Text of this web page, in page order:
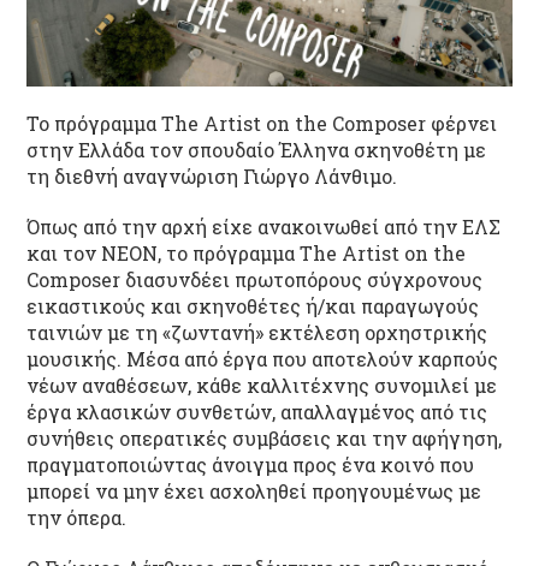
Το πρόγραμμα The Artist on the Composer φέρνει
στην Ελλάδα τον σπουδαίο Έλληνα σκηνοθέτη με
τη διεθνή αναγνώριση Γιώργο Λάνθιμο.
Όπως από την αρχή είχε ανακοινωθεί από την ΕΛΣ
και τον ΝΕΟΝ, το πρόγραμμα The Artist on the
Composer διασυνδέει πρωτοπόρους σύγχρονους
εικαστικούς και σκηνοθέτες ή/και παραγωγούς
ταινιών με τη «ζωντανή» εκτέλεση ορχηστρικής
μουσικής. Μέσα από έργα που αποτελούν καρπούς
νέων αναθέσεων, κάθε καλλιτέχνης συνομιλεί με
έργα κλασικών συνθετών, απαλλαγμένος από τις
συνήθεις οπερατικές συμβάσεις και την αφήγηση,
πραγματοποιώντας άνοιγμα προς ένα κοινό που
μπορεί να μην έχει ασχοληθεί προηγουμένως με
την όπερα.